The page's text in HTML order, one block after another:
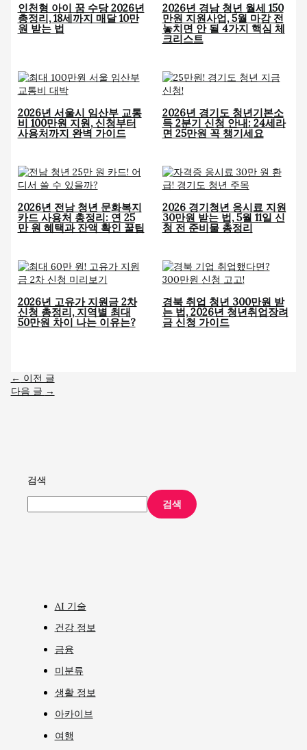
인천형 아이 꿈 수당 2026년
총정리, 18세까지 매달 10만
원 받는 법
2026년 경남 청년 월세 150
만원 지원사업, 5월 마감 전
놓치면 안 될 4가지 핵심 체
크리스트
2026년 서울시 임산부 교통
비 100만원 지원, 신청부터
사용처까지 완벽 가이드
2026년 경기도 청년기본소
득 2분기 신청 안내: 24세라
면 25만원 꼭 챙기세요
2026년 전남 청년 문화복지
카드 사용처 총정리: 연 25
만 원 혜택과 잔액 확인 꿀팁
2026 경기청년 응시료 지원
30만원 받는 법, 5월 11일 신
청 전 준비물 총정리
2026년 고유가 지원금 2차
신청 총정리, 지역별 최대
50만원 차이 나는 이유는?
경북 취업 청년 300만원 받
는 법, 2026년 청년취업장려
금 신청 가이드
← 이전 글
다음 글 →
검색
검색
AI 기술
건강 정보
금융
미분류
생활 정보
아카이브
여행